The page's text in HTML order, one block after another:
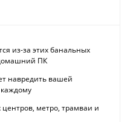
из-за этих банальных
ПК
навредить вашей
метро, трамваи и